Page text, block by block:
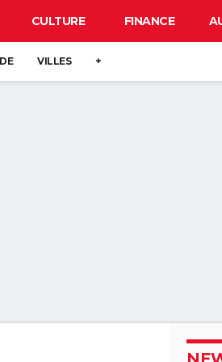
CULTURE FINANCE
VILLES +